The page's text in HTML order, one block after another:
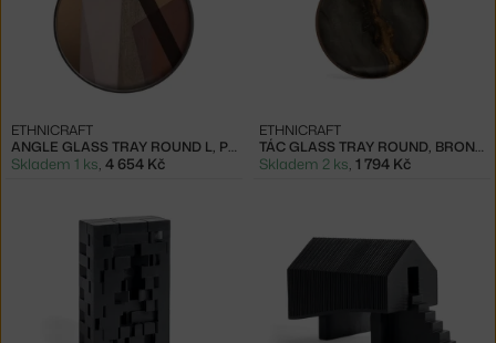
ANGLE GLASS TRAY ROUND L, PINOT
ETHNICRAFT
Skladem 1 ks, 4 654 Kč
TÁC GLASS TRAY ROUND, BRONZE ORGANIC
ETHNICRAFT
Skladem 2 ks, 1 794 Kč